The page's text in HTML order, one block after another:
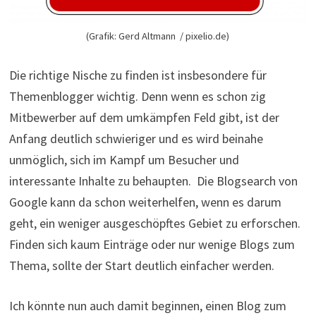
(Grafik: Gerd Altmann / pixelio.de)
Die richtige Nische zu finden ist insbesondere für
Themenblogger wichtig. Denn wenn es schon zig
Mitbewerber auf dem umkämpfen Feld gibt, ist der
Anfang deutlich schwieriger und es wird beinahe
unmöglich, sich im Kampf um Besucher und
interessante Inhalte zu behaupten. Die Blogsearch von
Google kann da schon weiterhelfen, wenn es darum
geht, ein weniger ausgeschöpftes Gebiet zu erforschen.
Finden sich kaum Einträge oder nur wenige Blogs zum
Thema, sollte der Start deutlich einfacher werden.
Ich könnte nun auch damit beginnen, einen Blog zum